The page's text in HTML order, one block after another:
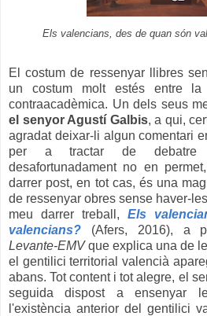
Els valencians, des de quan són
El costum de ressenyar llibres
un costum molt estés entre la
contraacadèmica. Un dels seus
el senyor Agustí Galbis, a qui,
agradat deixar-li algun comentari
per a tractar de debatre
desafortunadament no en
darrer post, en tot cas, és una
de ressenyar obres sense haver-
meu darrer treball, Els
valencians? (Afers, 2016), a
Levante-EMVque explica una de
el gentilici territorial valencià
abans. Tot content i tot alegre, el
seguida dispost a ensenyar
l'existència anterior del gentilici